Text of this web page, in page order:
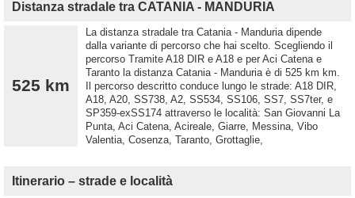
Distanza stradale tra CATANIA - MANDURIA
525 km
La distanza stradale tra Catania - Manduria dipende
dalla variante di percorso che hai scelto. Scegliendo il
percorso Tramite A18 DIR e A18 e per Aci Catena e
Taranto la distanza Catania - Manduria è di 525 km km.
Il percorso descritto conduce lungo le strade: A18 DIR,
A18, A20, SS738, A2, SS534, SS106, SS7, SS7ter, e
SP359-exSS174 attraverso le località: San Giovanni La
Punta, Aci Catena, Acireale, Giarre, Messina, Vibo
Valentia, Cosenza, Taranto, Grottaglie,
Itinerario – strade e località